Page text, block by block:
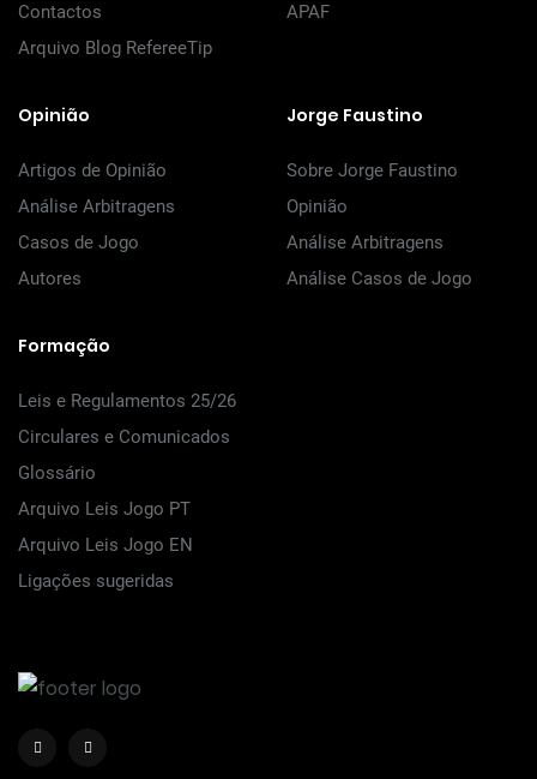
Contactos
Arquivo Blog RefereeTip
APAF
Opinião
Artigos de Opinião
Análise Arbitragens
Casos de Jogo
Autores
Jorge Faustino
Sobre Jorge Faustino
Opinião
Análise Arbitragens
Análise Casos de Jogo
Formação
Leis e Regulamentos 25/26
Circulares e Comunicados
Glossário
Arquivo Leis Jogo PT
Arquivo Leis Jogo EN
Ligações sugeridas